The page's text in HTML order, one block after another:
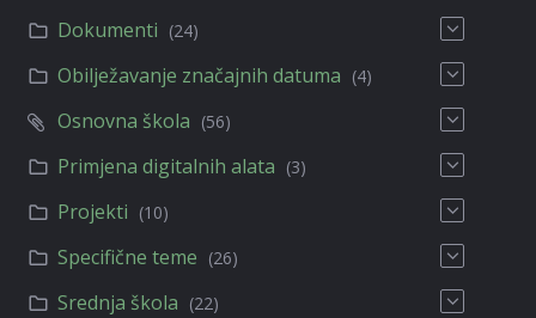
Dokumenti (24)
Obilježavanje značajnih datuma (4)
Osnovna škola (56)
Primjena digitalnih alata (3)
Projekti (10)
Specifične teme (26)
Srednja škola (22)